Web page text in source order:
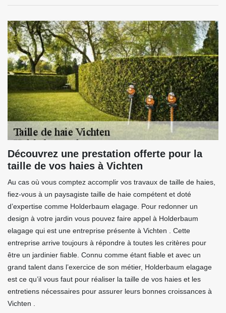
Découvrez une prestation offerte pour la
taille de vos haies à Vichten
Au cas où vous comptez accomplir vos travaux de taille de haies,
fiez-vous à un paysagiste taille de haie compétent et doté
d’expertise comme Holderbaum elagage. Pour redonner un
design à votre jardin vous pouvez faire appel à Holderbaum
elagage qui est une entreprise présente à Vichten . Cette
entreprise arrive toujours à répondre à toutes les critères pour
être un jardinier fiable. Connu comme étant fiable et avec un
grand talent dans l’exercice de son métier, Holderbaum elagage
est ce qu’il vous faut pour réaliser la taille de vos haies et les
entretiens nécessaires pour assurer leurs bonnes croissances à
Vichten .